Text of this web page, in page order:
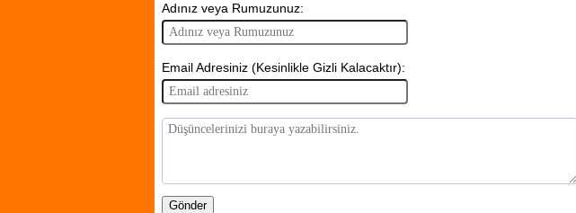
Adınız veya Rumuzunuz:
Email Adresiniz (Kesinlikle Gizli Kalacaktır):